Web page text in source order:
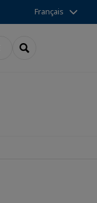
Français
RECHERCHER